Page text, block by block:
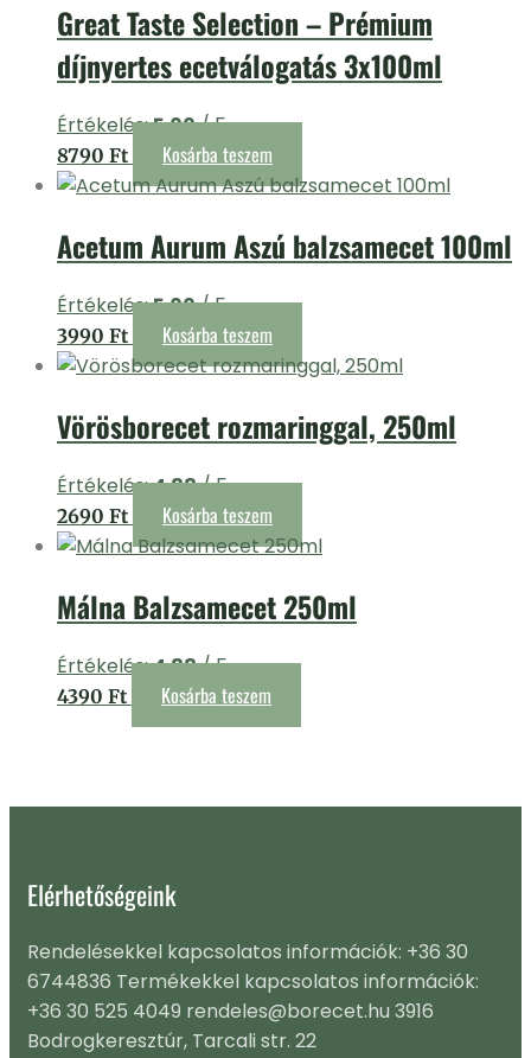
Great Taste Selection – Prémium
díjnyertes ecetválogatás 3x100ml
Értékelés:5.00/ 5
8790 Ft Kosárba teszem
Acetum Aurum Aszú balzsamecet 100ml
Értékelés:5.00/ 5
3990 Ft Kosárba teszem
Vörösborecet rozmaringgal, 250ml
Értékelés:4.88/ 5
2690 Ft Kosárba teszem
Málna Balzsamecet 250ml
Értékelés:4.88/ 5
4390 Ft Kosárba teszem
Elérhetőségeink
Rendelésekkel kapcsolatos információk: +36 30
6744836 Termékekkel kapcsolatos információk:
+36 30 525 4049 rendeles@borecet.hu 3916
Bodrogkeresztúr, Tarcali str. 22